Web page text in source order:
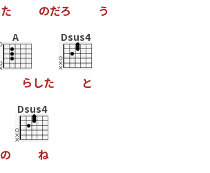
た のだろ う
A
ら した
Dsus4
と
の
Dsus4
ね